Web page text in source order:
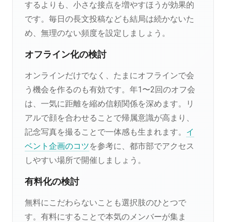
するよりも、小さな接点を増やすほうが効果的
です。毎日の長文投稿なども結局は続かないた
め、無理のない頻度を設定しましょう。
オフライン化の検討
オンラインだけでなく、たまにオフラインで会
う機会を作るのも有効です。年1〜2回のオフ会
は、一気に距離を縮め信頼関係を深めます。リ
アルで顔を合わせることで帰属意識が高まり、
記念写真を撮ることで一体感も生まれます。 イ
ベント企画のコツを参考に、都市部でアクセス
しやすい場所で開催しましょう。
有料化の検討
無料にこだわらないことも選択肢のひとつで
す。有料にすることで本気のメンバーが集ま